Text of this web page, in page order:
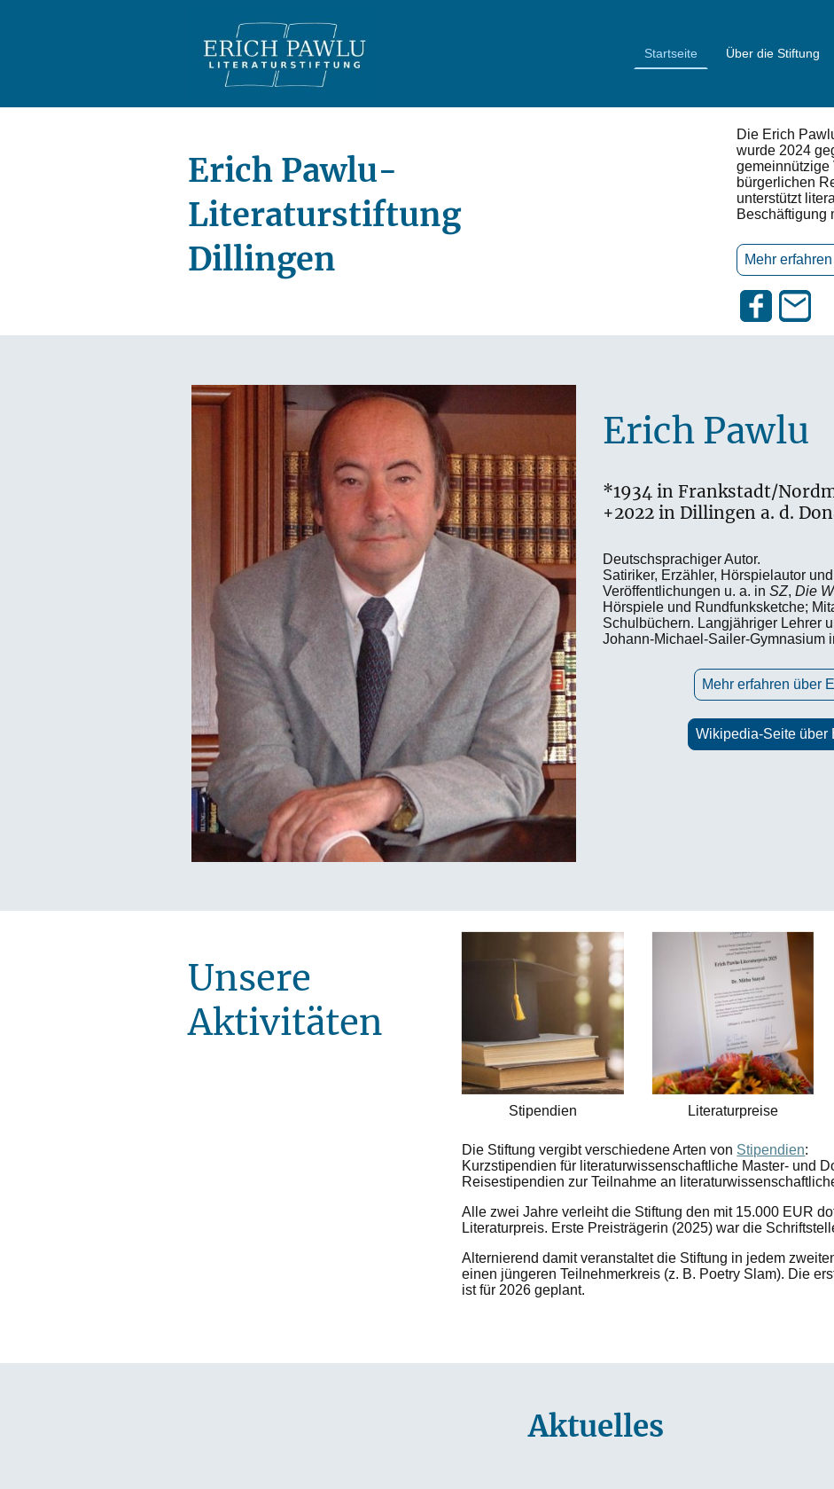
Startseite Über die Stiftung
Erich Pawlu-
Literaturstiftung
Dillingen
Die Erich
wurde 2024
gemeinnützige
bürgerlichen
unterstützt
Beschäftigung
Mehr
Erich Pawlu
*1934 in Frankstadt/
+2022 in Dillingen a. d.
Deutschsprachiger Autor.
Satiriker, Erzähler, Hörspielautor
Veröffentlichungen u. a. in SZ, Die
Hörspiele und Rundfunksketche;
Schulbüchern. Langjähriger Lehrer
Johann-Michael-Sailer-Gymnasium
Mehr erfahren über
Wikipedia-Seite über
Unsere
Aktivitäten
Stipendien Literaturpreise
Die Stiftung vergibt verschiedene Arten von Stipendien:
Kurzstipendien für literaturwissenschaftliche Master- und
Reisestipendien zur Teilnahme an
Alle zwei Jahre verleiht die Stiftung den mit 15.000 EUR
Literaturpreis. Erste Preisträgerin (2025) war die
Alternierend damit veranstaltet die Stiftung in jedem
einen jüngeren Teilnehmerkreis (z. B. Poetry Slam). Die
ist für 2026 geplant.
Aktuelles